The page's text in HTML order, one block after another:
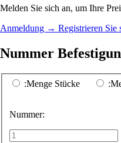
Melden Sie sich an, um Ihre
Anmeldung → Registrieren Sie
Nummer
:Menge Stücke
Nummer: